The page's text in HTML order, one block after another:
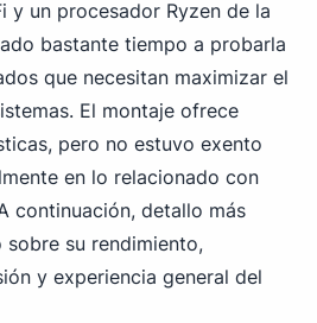
y un procesador Ryzen de la
bastante tiempo a probarla
que necesitan maximizar el
El montaje ofrece
pero no estuvo exento
en lo relacionado con
continuación, detallo más
su rendimiento,
y experiencia general del